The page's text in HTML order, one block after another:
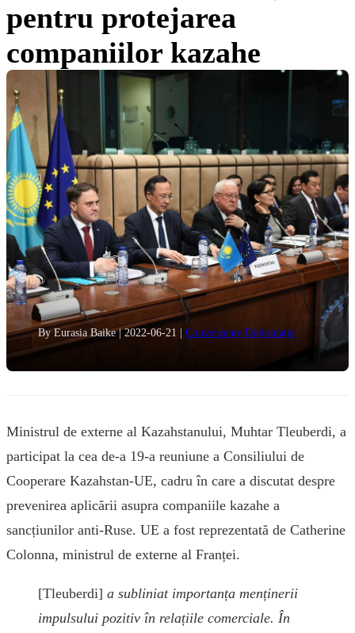
pentru protejarea
companiilor kazahe
By Eurasia Baike|2022-06-21 | Convergențe Diplomație
Ministrul de externe al Kazahstanului, Muhtar Tleuberdi, a
participat la cea de-a 19-a reuniune a Consiliului de
Cooperare Kazahstan-UE, cadru în care a discutat despre
prevenirea aplicării asupra companiile kazahe a
sancțiunilor anti-Ruse. UE a fost reprezentată de Catherine
Colonna, ministrul de externe al Franței.
[Tleuberdi] a subliniat importanța menținerii
impulsului pozitiv în relațiile comerciale. În